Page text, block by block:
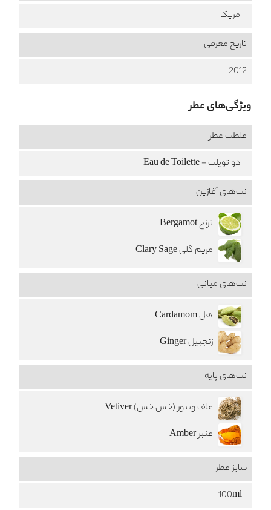
امریکا
تاریخ معرفی
2012
ویژگی‌های عطر
غلظت عطر
ادو تویلت - Eau de Toilette
نت‌های آغازین
ترنج Bergamot
مریم گلی Clary Sage
نت‌های میانی
هل Cardamom
زنجبیل Ginger
نت‌های پایه
علف وتیور (خس خس) Vetiver
عنبر Amber
سایز عطر
100ml